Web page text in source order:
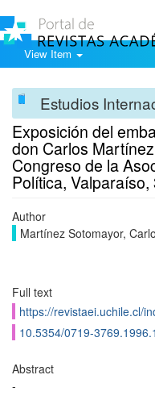
View Item
Estudios
Exposición del
don Carlos
Congreso de la
Política,
Author
Martínez Sotomayor,
Full text
https://revistaei.uchile.cl/
10.5354/0719-
Abstract
-